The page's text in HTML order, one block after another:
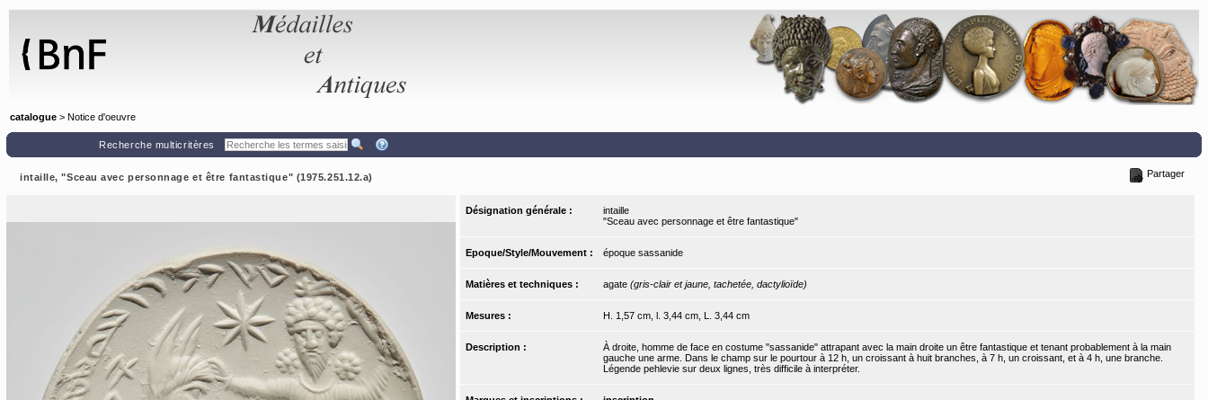
catalogue > Notice d'oeuvre
Recherche multicritères
intaille, "Sceau avec personnage et être fantastique" (1975.251.12.a) Partager
Désignation générale :
intaille
"Sceau avec personnage et être fantastique"
Epoque/Style/Mouvement : époque sassanide
Matières et techniques : agate (gris-clair et jaune, tachetée, dactylioïde)
Mesures : H. 1,57 cm, l. 3,44 cm, L. 3,44 cm
Description :
À droite, homme de face en costume "sassanide" attrapant avec la main droite un être fantastique et tenant probablement à la main
gauche une arme. Dans le champ sur le pourtour à 12 h, un croissant à huit branches, à 7 h, un croissant, et à 4 h, une branche.
Légende pehlevie sur deux lignes, très difficile à interpréter.